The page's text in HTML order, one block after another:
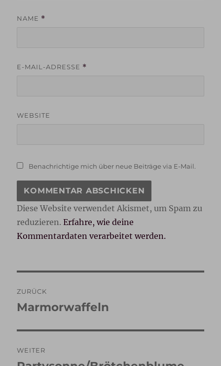
NAME *
E-MAIL-ADRESSE *
WEBSITE
Benachrichtige mich über neue Beiträge via E-Mail.
Diese Website verwendet Akismet, um Spam zu
reduzieren.Erfahre, wie deine
Kommentardaten verarbeitet werden.
ZURÜCK
Vorheriger
Marmorwaffeln
WEITER